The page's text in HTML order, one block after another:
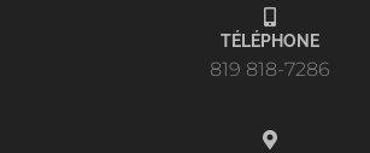
TÉLÉPHONE
819 818-7286